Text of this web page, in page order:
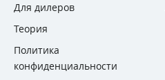
Для дилеров
Теория
Политика
конфиденциальности